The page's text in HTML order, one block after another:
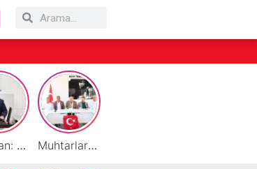
Çalışkan: “Gazze Elden Gidiyor, Garantörler Daha Ne Bekliyor?” Muhtarlardan HATSO’ya Ziyaret